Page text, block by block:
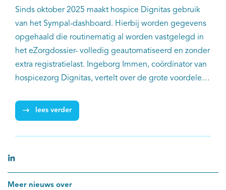
Sinds oktober 2025 maakt hospice Dignitas gebruik
van het Sympal-dashboard. Hierbij worden gegevens
opgehaald die routinematig al worden vastgelegd in
het eZorgdossier- volledig geautomatiseerd en zonder
extra registratielast. Ingeborg Immen, coördinator van
hospicezorg Dignitas, vertelt over de grote voordelen
lees verder
Meer nieuws over